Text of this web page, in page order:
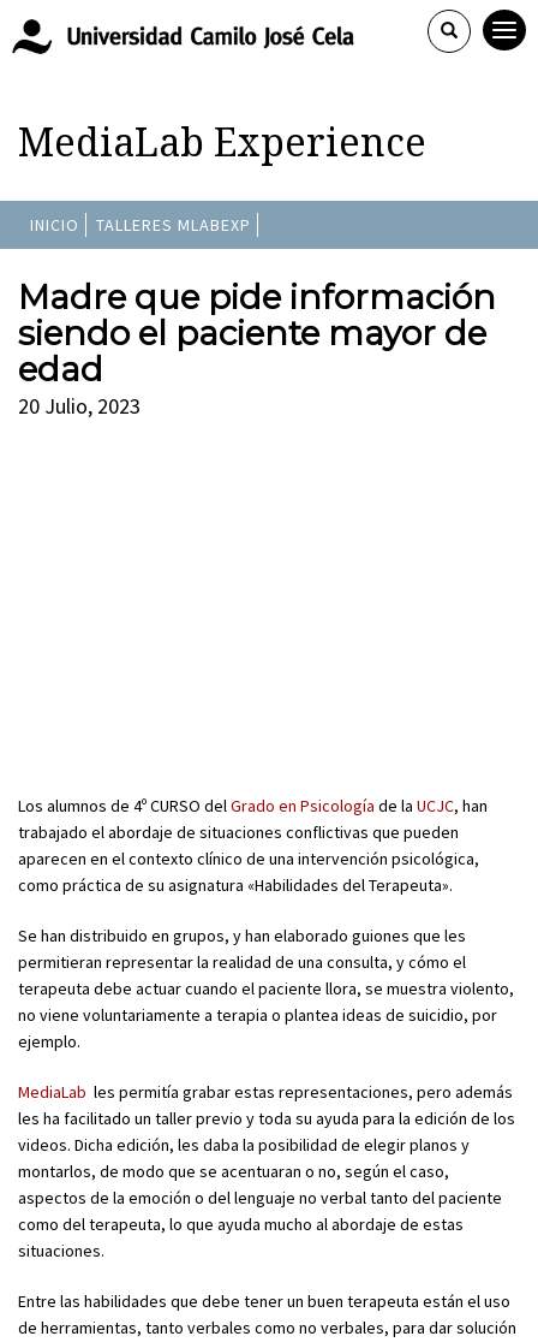
MediaLab Experience
INICIO TALLERES MLABEXP
Madre que pide información
siendo el paciente mayor de
edad
20 Julio, 2023
Los alumnos de 4º CURSO delGrado en Psicología de la UCJC, han
trabajado el abordaje de situaciones conflictivas que pueden
aparecen en el contexto clínico de una intervención psicológica,
como práctica de su asignatura «Habilidades del Terapeuta».
Se han distribuido en grupos, y han elaborado guiones que les
permitieran representar la realidad de una consulta, y cómo el
terapeuta debe actuar cuando el paciente llora, se muestra violento,
no viene voluntariamente a terapia o plantea ideas de suicidio, por
ejemplo.
MediaLab les permitía grabar estas representaciones, pero además
les ha facilitado un taller previo y toda su ayuda para la edición de los
videos. Dicha edición, les daba la posibilidad de elegir planos y
montarlos, de modo que se acentuaran o no, según el caso,
aspectos de la emoción o del lenguaje no verbal tanto del paciente
como del terapeuta, lo que ayuda mucho al abordaje de estas
situaciones.
Entre las habilidades que debe tener un buen terapeuta están el uso
de herramientas, tanto verbales como no verbales, para dar solución